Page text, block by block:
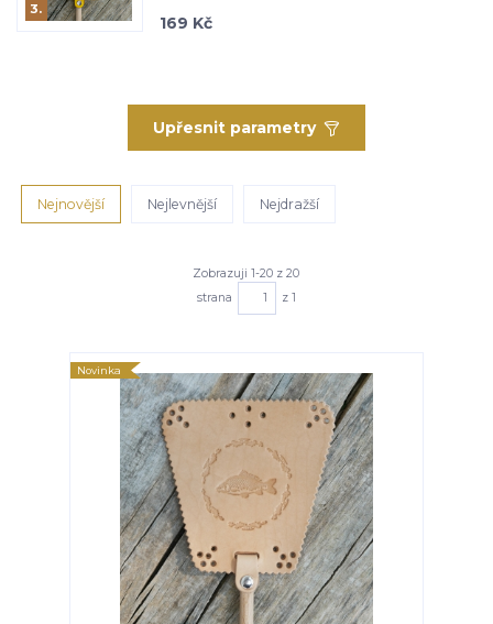
3.
169 Kč
Upřesnit parametry
Nejnovější Nejlevnější Nejdražší
Zobrazuji 1-20 z 20
strana
z 1
Novinka